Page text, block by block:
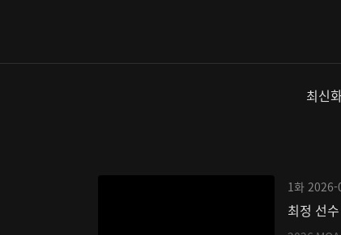
최신
1화 2026-
최정 선